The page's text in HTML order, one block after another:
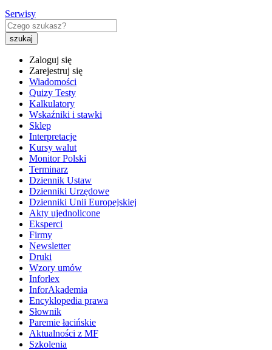
Serwisy
Zaloguj się
Zarejestruj się
Wiadomości
Quizy Testy
Kalkulatory
Wskaźniki i stawki
Sklep
Interpretacje
Kursy walut
Monitor Polski
Terminarz
Dziennik Ustaw
Dzienniki Urzędowe
Dzienniki Unii Europejskiej
Akty ujednolicone
Eksperci
Firmy
Newsletter
Druki
Wzory umów
Inforlex
InforAkademia
Encyklopedia prawa
Słownik
Paremie łacińskie
Aktualności z MF
Szkolenia